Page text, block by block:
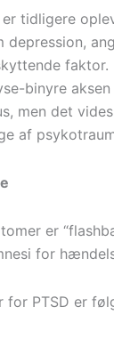
tidligere
depression,
binyre
men det
af
er
for
PTSD er